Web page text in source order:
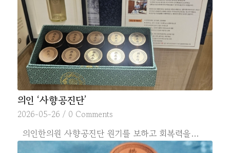
의인 ‘사향공진단’
2026-05-26 / 0 Comments
의인한의원 사향공진단 원기를 보하고 회복력을…